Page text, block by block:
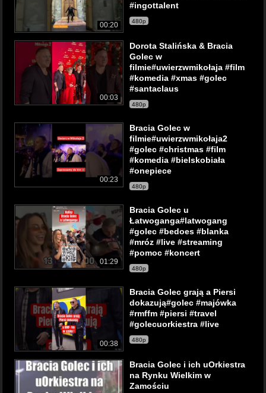
00:20
#ingottalent
480p
00:03
Dorota Stalińska & Bracia
Golec w
filmie#uwierzwmikołaja #film
#komedia #xmas #golec
#santaclaus
480p
00:23
Bracia Golec w
filmie#uwierzwmikołaja2
#golec #christmas #film
#komedia #bielskobiała
#onepiece
480p
01:29
Bracia Golec u
Łatwoganga#latwogang
#golec #bedoes #blanka
#mróz #live #streaming
#pomoc #koncert
480p
00:38
Bracia Golec grają a Piersi
dokazują#golec #majówka
#rmffm #piersi #travel
#golecuorkiestra #live
480p
Bracia Golec i ich uOrkiestra
na Rynku Wielkim w
Zamościu